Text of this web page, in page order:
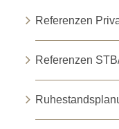
Referenzen
Referenzen